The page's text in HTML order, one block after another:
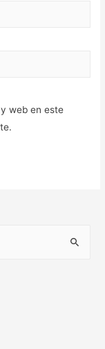
web en este